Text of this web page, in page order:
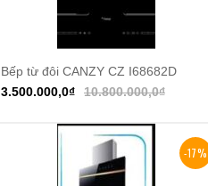
Thêm vào giỏ hàng
Bếp từ đôi CANZY CZ I68682D
10.800.000,0₫
3.500.000,0₫
-17%